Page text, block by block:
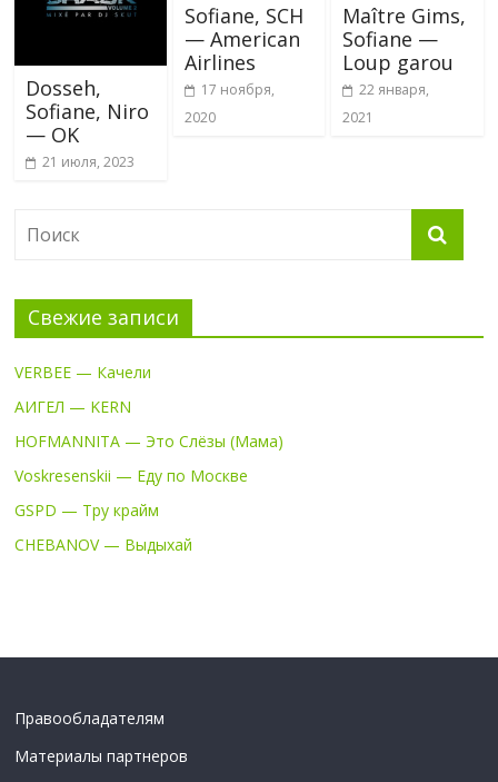
Dosseh,
Sofiane, Niro
— OK
21 июля, 2023
Sofiane, SCH
— American
Airlines
17 ноября,
2020
Maître Gims,
Sofiane —
Loup garou
22 января,
2021
Свежие записи
VERBEE — Качели
АИГЕЛ — KERN
HOFMANNITA — Это Слёзы (Мама)
Voskresenskii — Еду по Москве
GSPD — Тру крайм
CHEBANOV — Выдыхай
Правообладателям
Материалы партнеров